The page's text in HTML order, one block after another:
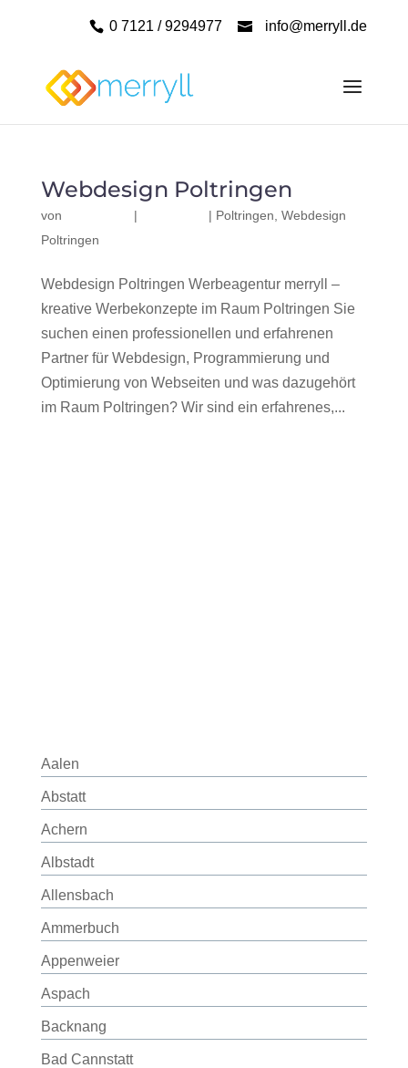
0 7121 / 9294977 info@merryll.de
Webdesign Poltringen
von | | Poltringen Webdesign
Poltringen
Webdesign Poltringen Werbeagentur merryll –
kreative Werbekonzepte im Raum Poltringen Sie
suchen einen professionellen und erfahrenen
Partner für Webdesign, Programmierung und
Optimierung von Webseiten und was dazugehört
im Raum Poltringen? Wir sind ein erfahrenes,...
Aalen
Abstatt
Achern
Albstadt
Allensbach
Ammerbuch
Appenweier
Aspach
Backnang
Bad Cannstatt